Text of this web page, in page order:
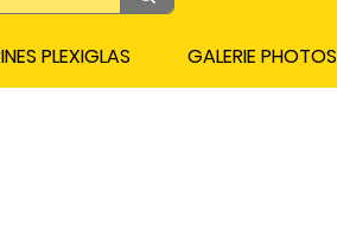
PLEXIGLAS GALERIE PHOTOS